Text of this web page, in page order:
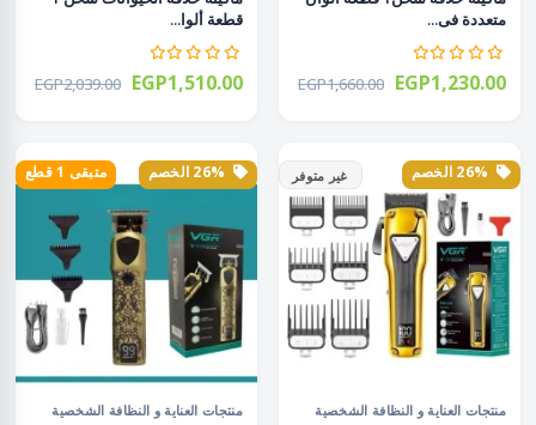
متعددة فى...
EGP1,660.00 EGP1,230.00
قطعة ألوا...
EGP2,039.00 EGP1,510.00
غير متوفر
منتجات العناية و النظافة الشخصية
متبقى 1 قطع
منتجات العناية و النظافة الشخصية